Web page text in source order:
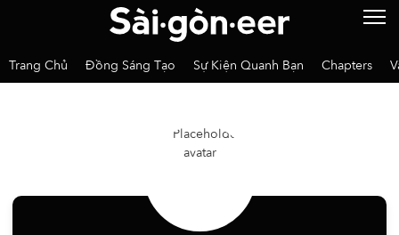
Trang Chủ Đồng Sáng Tạo Sự Kiện Quanh Bạn Chapters